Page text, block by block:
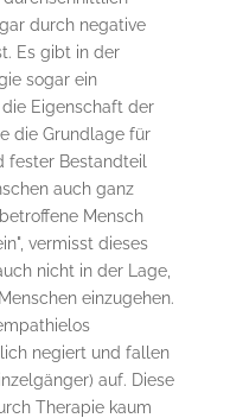
durch negative
Es gibt in der
sogar ein
Eigenschaft der
die Grundlage für
fester Bestandteil
auch ganz
Mensch
vermisst dieses
nicht in der Lage,
einzugehen.
negiert und fallen
auf. Diese
Therapie kaum